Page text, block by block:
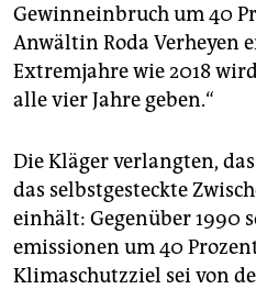
Gewinneinbruch um 40
Anwältin Roda Verheyen
Extremjahre wie 2018
alle vier Jahre geben.“
Die Kläger verlangten,
das selbstgesteckte
einhält: Gegenüber 1990
emissionen um 40
Klimaschutzziel sei von